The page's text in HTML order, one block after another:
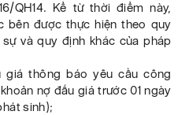
QH14. Kể từ thời điểm này,
bên được thực hiện theo quy
và quy định khác của pháp
thông báo yêu cầu công
nợ đấu giá trước 01 ngày
sinh);